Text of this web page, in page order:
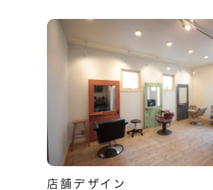
店舗デザイン